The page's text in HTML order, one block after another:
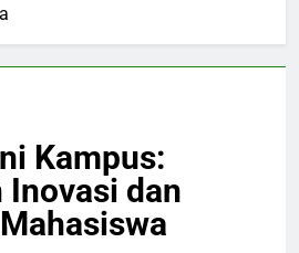
Kampus:
Inovasi dan